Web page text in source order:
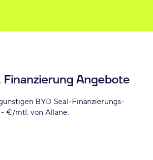
Finanzierung Angebote
BYD Seal-Finanzierungs-
€/mtl. von Allane.